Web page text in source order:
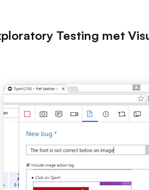
Testing met